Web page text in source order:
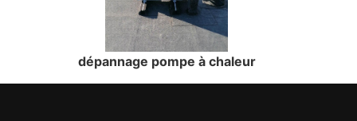
dépannage pompe à chaleur